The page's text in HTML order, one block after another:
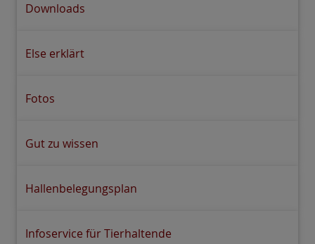
Downloads
Else erklärt
Fotos
Gut zu wissen
Hallenbelegungsplan
Infoservice für Tierhaltende